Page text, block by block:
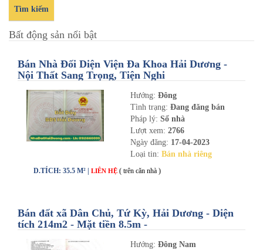
Tìm kiếm
Bất động sản nổi bật
Bán Nhà Đối Diện Viện Đa Khoa Hải Dương -
Nội Thất Sang Trọng, Tiện Nghi
Hướng: Đông
Tình trạng: Đang đăng bán
Pháp lý: Sổ nhà
Lượt xem: 2766
Ngày đăng: 17-04-2023
Loại tin: Bán nhà riêng
D.TÍCH: 35.5 M² | LIÊN HỆ ( trên căn nhà )
Bán đất xã Dân Chủ, Tứ Kỳ, Hải Dương - Diện
tích 214m2 - Mặt tiền 8.5m -
Hướng: Đông Nam